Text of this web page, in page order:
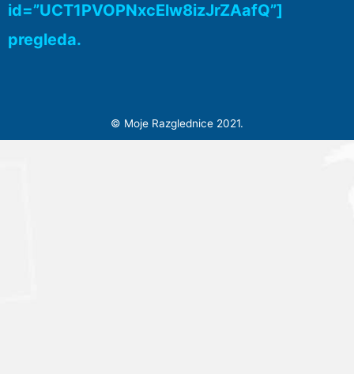
id=”UCT1PVOPNxcElw8izJrZAafQ”]
pregleda.
© Moje Razglednice 2021.